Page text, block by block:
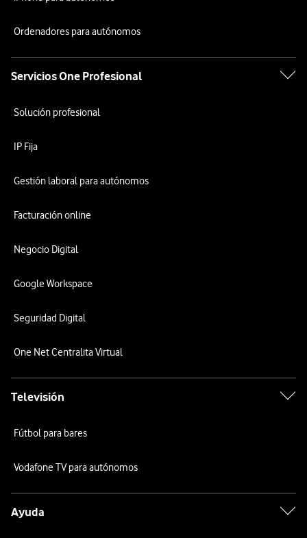
Ordenadores para autónomos
Servicios One Profesional
Solución profesional
IP Fija
Gestión laboral para autónomos
Facturación online
Negocio Digital
Google Workspace
Seguridad Digital
One Net Centralita Virtual
Televisión
Fútbol para bares
Vodafone TV para autónomos
Ayuda